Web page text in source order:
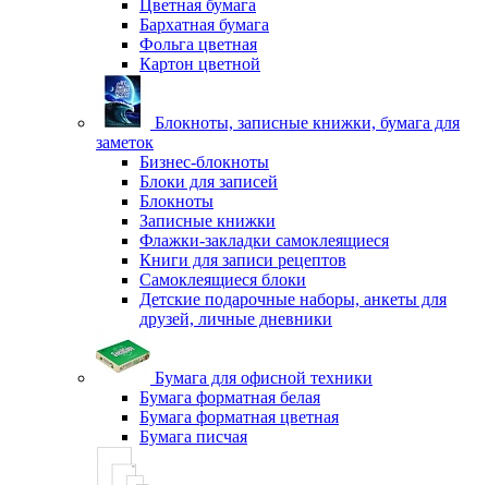
Цветная бумага
Бархатная бумага
Фольга цветная
Картон цветной
Блокноты, записные книжки, бумага для
заметок
Бизнес-блокноты
Блоки для записей
Блокноты
Записные книжки
Флажки-закладки самоклеящиеся
Книги для записи рецептов
Самоклеящиеся блоки
Детские подарочные наборы, анкеты для
друзей, личные дневники
Бумага для офисной техники
Бумага форматная белая
Бумага форматная цветная
Бумага писчая